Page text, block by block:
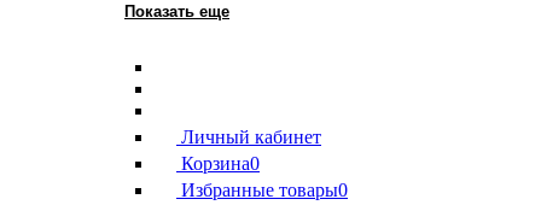
Показать еще
Личный кабинет
Корзина0
Избранные товары0